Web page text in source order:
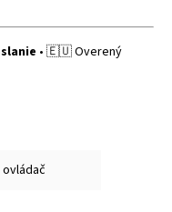
• 🇪🇺 Overený